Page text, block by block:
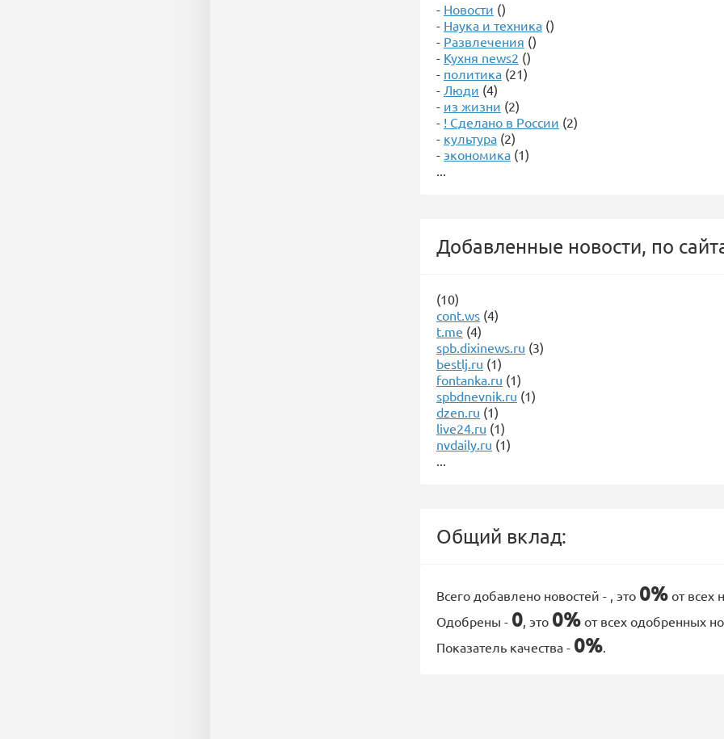
- Новости ()
- Наука и техника ()
- Развлечения ()
- Кухня news2 ()
- политика (21)
- Люди (4)
- из жизни (2)
- ! Сделано в России (2)
- культура (2)
- экономика (1)
...
Добавленные новости, по
(10)
cont.ws (4)
t.me (4)
spb.dixinews.ru (3)
bestlj.ru (1)
fontanka.ru (1)
spbdnevnik.ru (1)
dzen.ru (1)
live24.ru (1)
nvdaily.ru (1)
...
Общий вклад:
Всего добавлено новостей - , это 0% от всех
Одобрены - 0, это 0% от всех одобренных
Показатель качества - 0%.